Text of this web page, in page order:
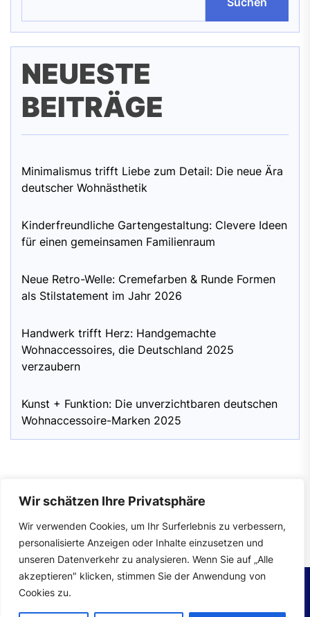
Wir schätzen Ihre Privatsphäre
Wir verwenden Cookies, um Ihr Surferlebnis zu verbessern,
personalisierte Anzeigen oder Inhalte einzusetzen und
unseren Datenverkehr zu analysieren. Wenn Sie auf „Alle
akzeptieren" klicken, stimmen Sie der Anwendung von
Cookies zu.
NEUESTE
BEITRÄGE
Minimalismus trifft Liebe zum Detail: Die neue Ära
deutscher Wohnästhetik
Kinderfreundliche Gartengestaltung: Clevere Ideen
für einen gemeinsamen Familienraum
Neue Retro-Welle: Cremefarben & Runde Formen
als Stilstatement im Jahr 2026
Handwerk trifft Herz: Handgemachte
Wohnaccessoires, die Deutschland 2025
verzaubern
Kunst + Funktion: Die unverzichtbaren deutschen
Wohnaccessoire-Marken 2025
Impressum|Datenschutzerklärung